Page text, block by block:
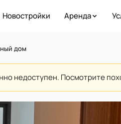
Новостройки Аренда
дом
недоступен. Посмотрите